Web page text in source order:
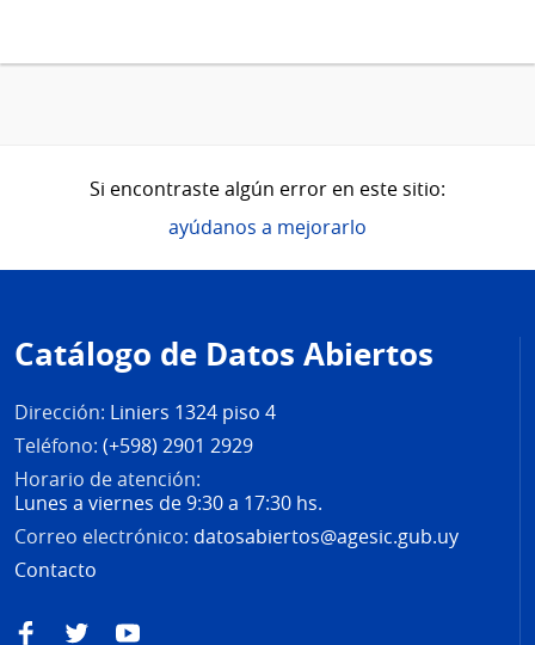
Si encontraste algún error en este sitio:
ayúdanos a mejorarlo
de
página
Catálogo de Datos Abiertos
Dirección: Liniers 1324 piso 4
Teléfono: (+598) 2901 2929
Horario de atención:
Lunes a viernes de 9:30 a 17:30 hs.
Correo electrónico: datosabiertos@agesic.gub.uy
Contacto
FacebookTwitterYouTube